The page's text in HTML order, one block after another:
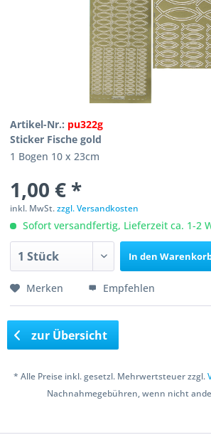
Artikel-Nr.: pu322g
Sticker Fische gold
1 Bogen 10 x 23cm
1,00 € *
inkl. MwSt.zzgl. Versandkosten
Sofort versandfertig, Lieferzeit ca. 1-2
In den
Merken Empfehlen
zur Übersicht
* Alle Preise inkl. gesetzl. Mehrwertsteuer zzgl.
Nachnahmegebühren, wenn nicht